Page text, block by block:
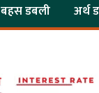
बहस डबली अर्थ